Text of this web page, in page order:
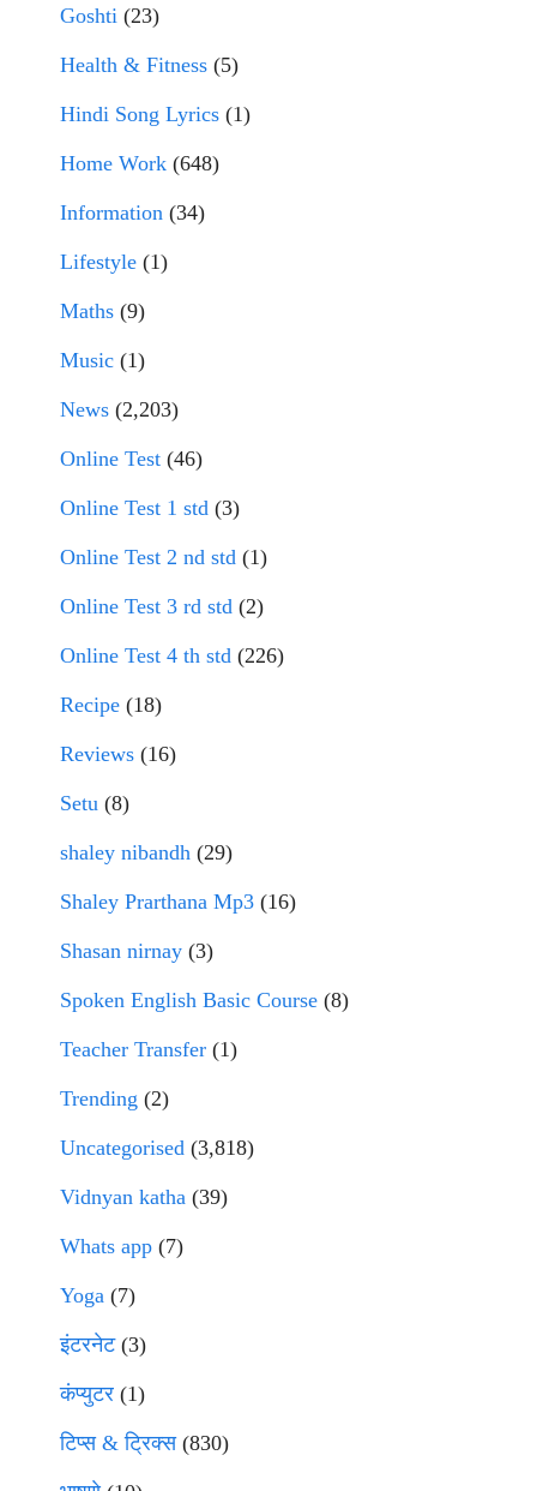
Goshti (23)
Health & Fitness (5)
Hindi Song Lyrics (1)
Home Work (648)
Information (34)
Lifestyle (1)
Maths (9)
Music (1)
News (2,203)
Online Test (46)
Online Test 1 std (3)
Online Test 2 nd std (1)
Online Test 3 rd std (2)
Online Test 4 th std (226)
Recipe (18)
Reviews (16)
Setu (8)
shaley nibandh (29)
Shaley Prarthana Mp3 (16)
Shasan nirnay (3)
Spoken English Basic Course (8)
Teacher Transfer (1)
Trending (2)
Uncategorised (3,818)
Vidnyan katha (39)
Whats app (7)
Yoga (7)
इंटरनेट(3)
कंप्युटर (1)
टिप्स & ट्रिक्स(830)